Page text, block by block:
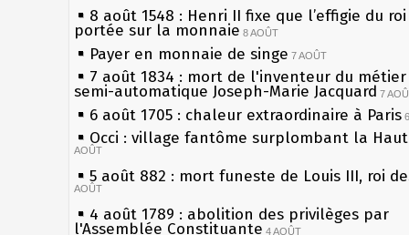
8 août 1548 : Henri II fixe que l’effigie du
portée sur la monnaie 8 AOÛT
Payer en monnaie de singe 7 AOÛT
7 août 1834 : mort de l'inventeur du
semi-automatique Joseph-Marie Jacquard 7
6 août 1705 : chaleur extraordinaire à Paris
Occi : village fantôme surplombant la
AOÛT
5 août 882 : mort funeste de Louis III, roi
AOÛT
4 août 1789 : abolition des privilèges par
l'Assemblée Constituante 4 AOÛT